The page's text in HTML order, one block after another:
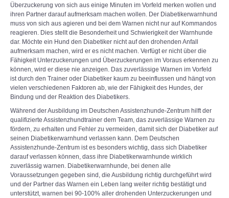
Überzuckerung von sich aus einige Minuten im Vorfeld merken wollen und
ihren Partner darauf aufmerksam machen wollen. Der Diabetikerwarnhund
muss von sich aus agieren und bei dem Warnen nicht nur auf Kommandos
reagieren. Dies stellt die Besonderheit und Schwierigkeit der Warnhunde
dar. Möchte ein Hund den Diabetiker nicht auf den drohenden Anfall
aufmerksam machen, wird er es nicht machen. Verfügt er nicht über die
Fähigkeit Unterzuckerungen und Überzuckerungen im Voraus erkennen zu
können, wird er diese nie anzeigen. Das zuverlässige Warnen im Vorfeld
ist durch den Trainer oder Diabetiker kaum zu beeinflussen und hängt von
vielen verschiedenen Faktoren ab, wie der Fähigkeit des Hundes, der
Bindung und der Reaktion des Diabetikers.
Während der Ausbildung im Deutschen Assistenzhunde-Zentrum hilft der
qualifizierte Assistenzhundtrainer dem Team, das zuverlässige Warnen zu
fördern, zu erhalten und Fehler zu vermeiden, damit sich der Diabetiker auf
seinen Diabetikerwarnhund verlassen kann. Dem Deutschen
Assistenzhunde-Zentrum ist es besonders wichtig, dass sich Diabetiker
darauf verlassen können, dass ihre Diabetikerwarnhunde wirklich
zuverlässig warnen. Diabetikerwarnhunde, bei denen alle
Voraussetzungen gegeben sind, die Ausbildung richtig durchgeführt wird
und der Partner das Warnen ein Leben lang weiter richtig bestätigt und
unterstützt, warnen bei 90-100% aller drohenden Unterzuckerungen und